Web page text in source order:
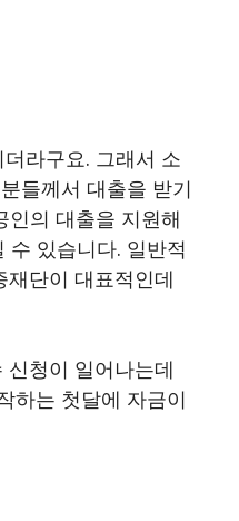
라구요. 그래서 소
들께서 대출을 받기
인의 대출을 지원해
수 있습니다. 일반적
단이 대표적인데
청이 일어나는데
하는 첫달에 자금이